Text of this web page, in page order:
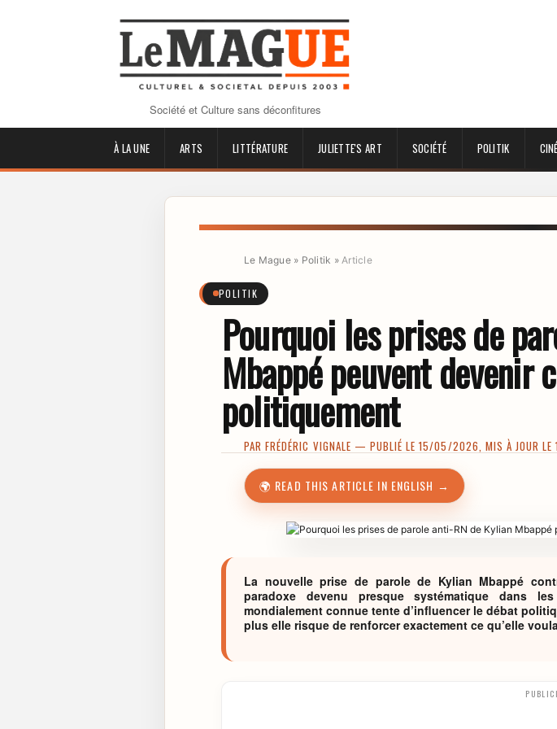
Société et Culture sans déconfitures
À LA UNE ARTS LITTÉRATURE JULIETTE'S ART SOCIÉTÉ POLITIK
Le Mague» Politik » Article
POLITIK
Pourquoi les prises de
Mbappé peuvent devenir
politiquement
PARFRÉDÉRIC VIGNALE — PUBLIÉ LE 15/05/2026, MIS À JOUR
🌍 READ THIS ARTICLE IN ENGLISH →
La nouvelle prise de parole de Kylian Mbappé
paradoxe devenu presque systématique dans
mondialement connue tente d’influencer le débat
plus elle risque de renforcer exactement ce qu’elle